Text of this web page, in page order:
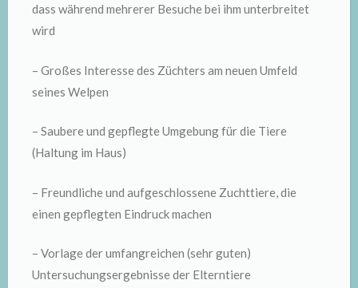
dass während mehrerer Besuche bei ihm unterbreitet
wird
– Großes Interesse des Züchters am neuen Umfeld
seines Welpen
– Saubere und gepflegte Umgebung für die Tiere
(Haltung im Haus)
– Freundliche und aufgeschlossene Zuchttiere, die
einen gepflegten Eindruck machen
– Vorlage der umfangreichen (sehr guten)
Untersuchungsergebnisse der Elterntiere